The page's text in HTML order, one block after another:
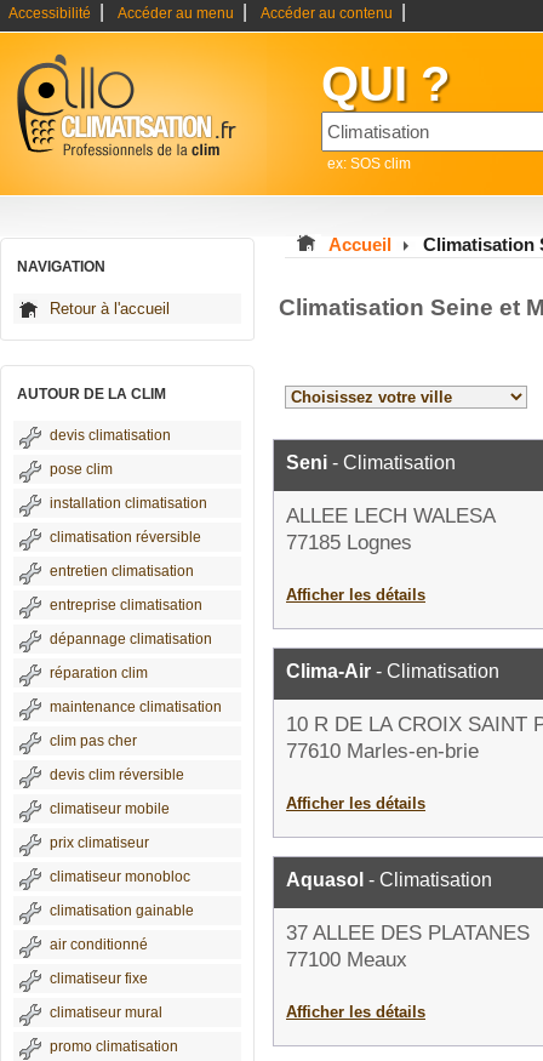
Accessibilité Accéder au menu Accéder au contenu
QUI ?
ex: SOS clim
NAVIGATION
Retour à l'accueil
AUTOUR DE LA CLIM
devis climatisation
pose clim
installation climatisation
climatisation réversible
entretien climatisation
entreprise climatisation
dépannage climatisation
réparation clim
maintenance climatisation
clim pas cher
devis clim réversible
climatiseur mobile
prix climatiseur
climatiseur monobloc
climatisation gainable
air conditionné
climatiseur fixe
climatiseur mural
promo climatisation
Accueil Climatisation
Climatisation Seine et
Seni - Climatisation
ALLEE LECH WALESA
77185 Lognes
Afficher les détails
Clima-Air - Climatisation
10 R DE LA CROIX SAINT
77610 Marles-en-brie
Afficher les détails
Aquasol - Climatisation
37 ALLEE DES PLATANES
77100 Meaux
Afficher les détails